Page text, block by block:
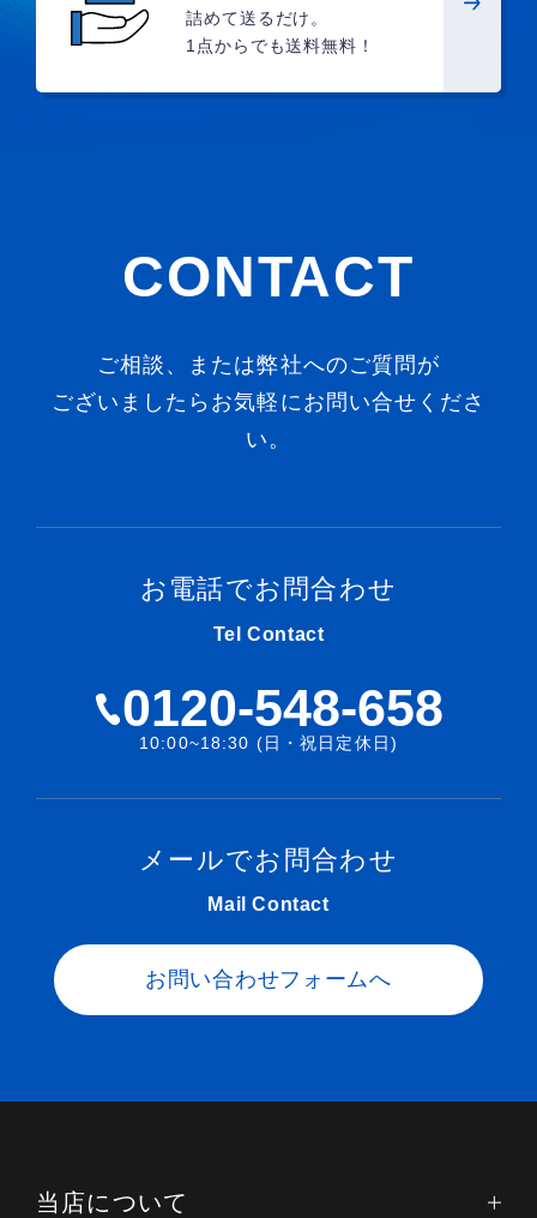
詰めて送るだけ。
1点からでも送料無料！
CONTACT
ご相談、または弊社へのご質問が
ございましたらお気軽にお問い合せくださ
い。
お電話でお問合わせ
Tel Contact
0120-548-658
10:00~18:30 (日・祝日定休日)
メールでお問合わせ
Mail Contact
お問い合わせフォームへ
当店について